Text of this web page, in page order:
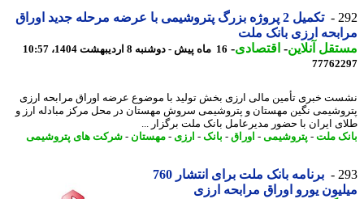
تکمیل 2 پروژه بزرگ پتروشیمی با عرضه مرحله جدید اوراق
ارزی بانک ملت
آنلاین-اقتصادی-16 ماه پیش - دوشنبه 8 اردیبهشت 1404، 10:57
خبری تأمین مالی ارزی بخش تولید با موضوع عرضه اوراق مرابحه ارزی
نگین مهستان و پتروشیمی سروش مهستان در محل مرکز مبادله ارز و
ایران با حضور مدیرعامل بانک ملت برگزار ...
ملت -پتروشیمی-اوراق- بانک -ارزی - مهستان-شرکت های پتروشیمی
برنامه بانک ملت برای انتشار 760
یورو اوراق مرابحه ارزی